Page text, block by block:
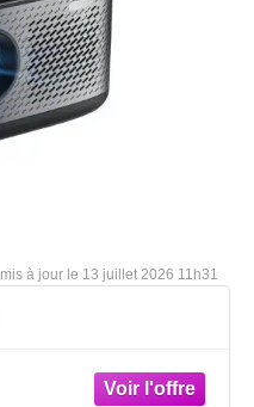
13 juillet 2026 11h31